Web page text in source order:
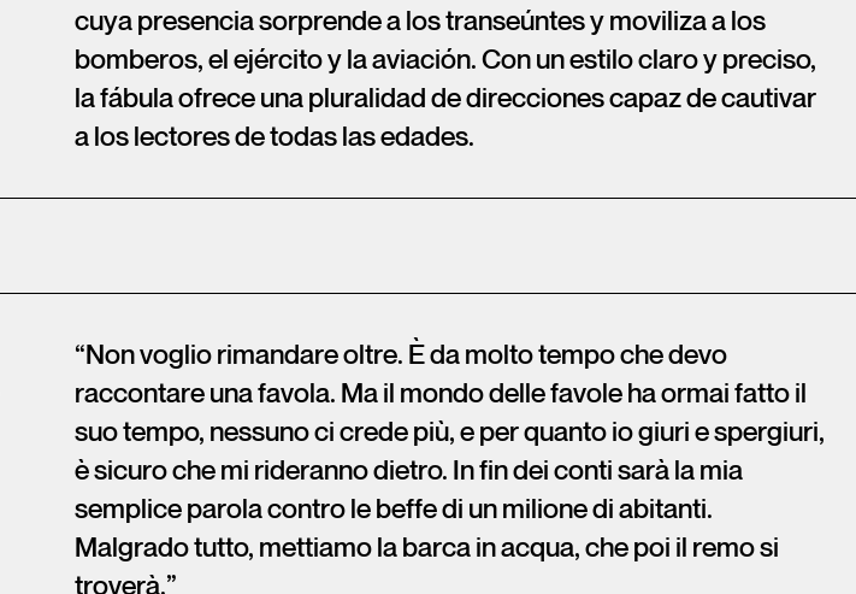
cuya presencia sorprende a los transeúntes y moviliza a los
bomberos, el ejército y la aviación. Con un estilo claro y preciso,
la fábula ofrece una pluralidad de direcciones capaz de cautivar
a los lectores de todas las edades.
“Non voglio rimandare oltre. È da molto tempo che devo
raccontare una favola. Ma il mondo delle favole ha ormai fatto il
suo tempo, nessuno ci crede più, e per quanto io giuri e spergiuri,
è sicuro che mi rideranno dietro. In fin dei conti sarà la mia
semplice parola contro le beffe di un milione di abitanti.
Malgrado tutto, mettiamo la barca in acqua, che poi il remo si
troverà.”